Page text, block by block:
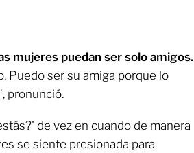
mujeres puedan ser solo amigos.
Puedo ser su amiga porque lo
pronunció.
de vez en cuando de manera
se siente presionada para